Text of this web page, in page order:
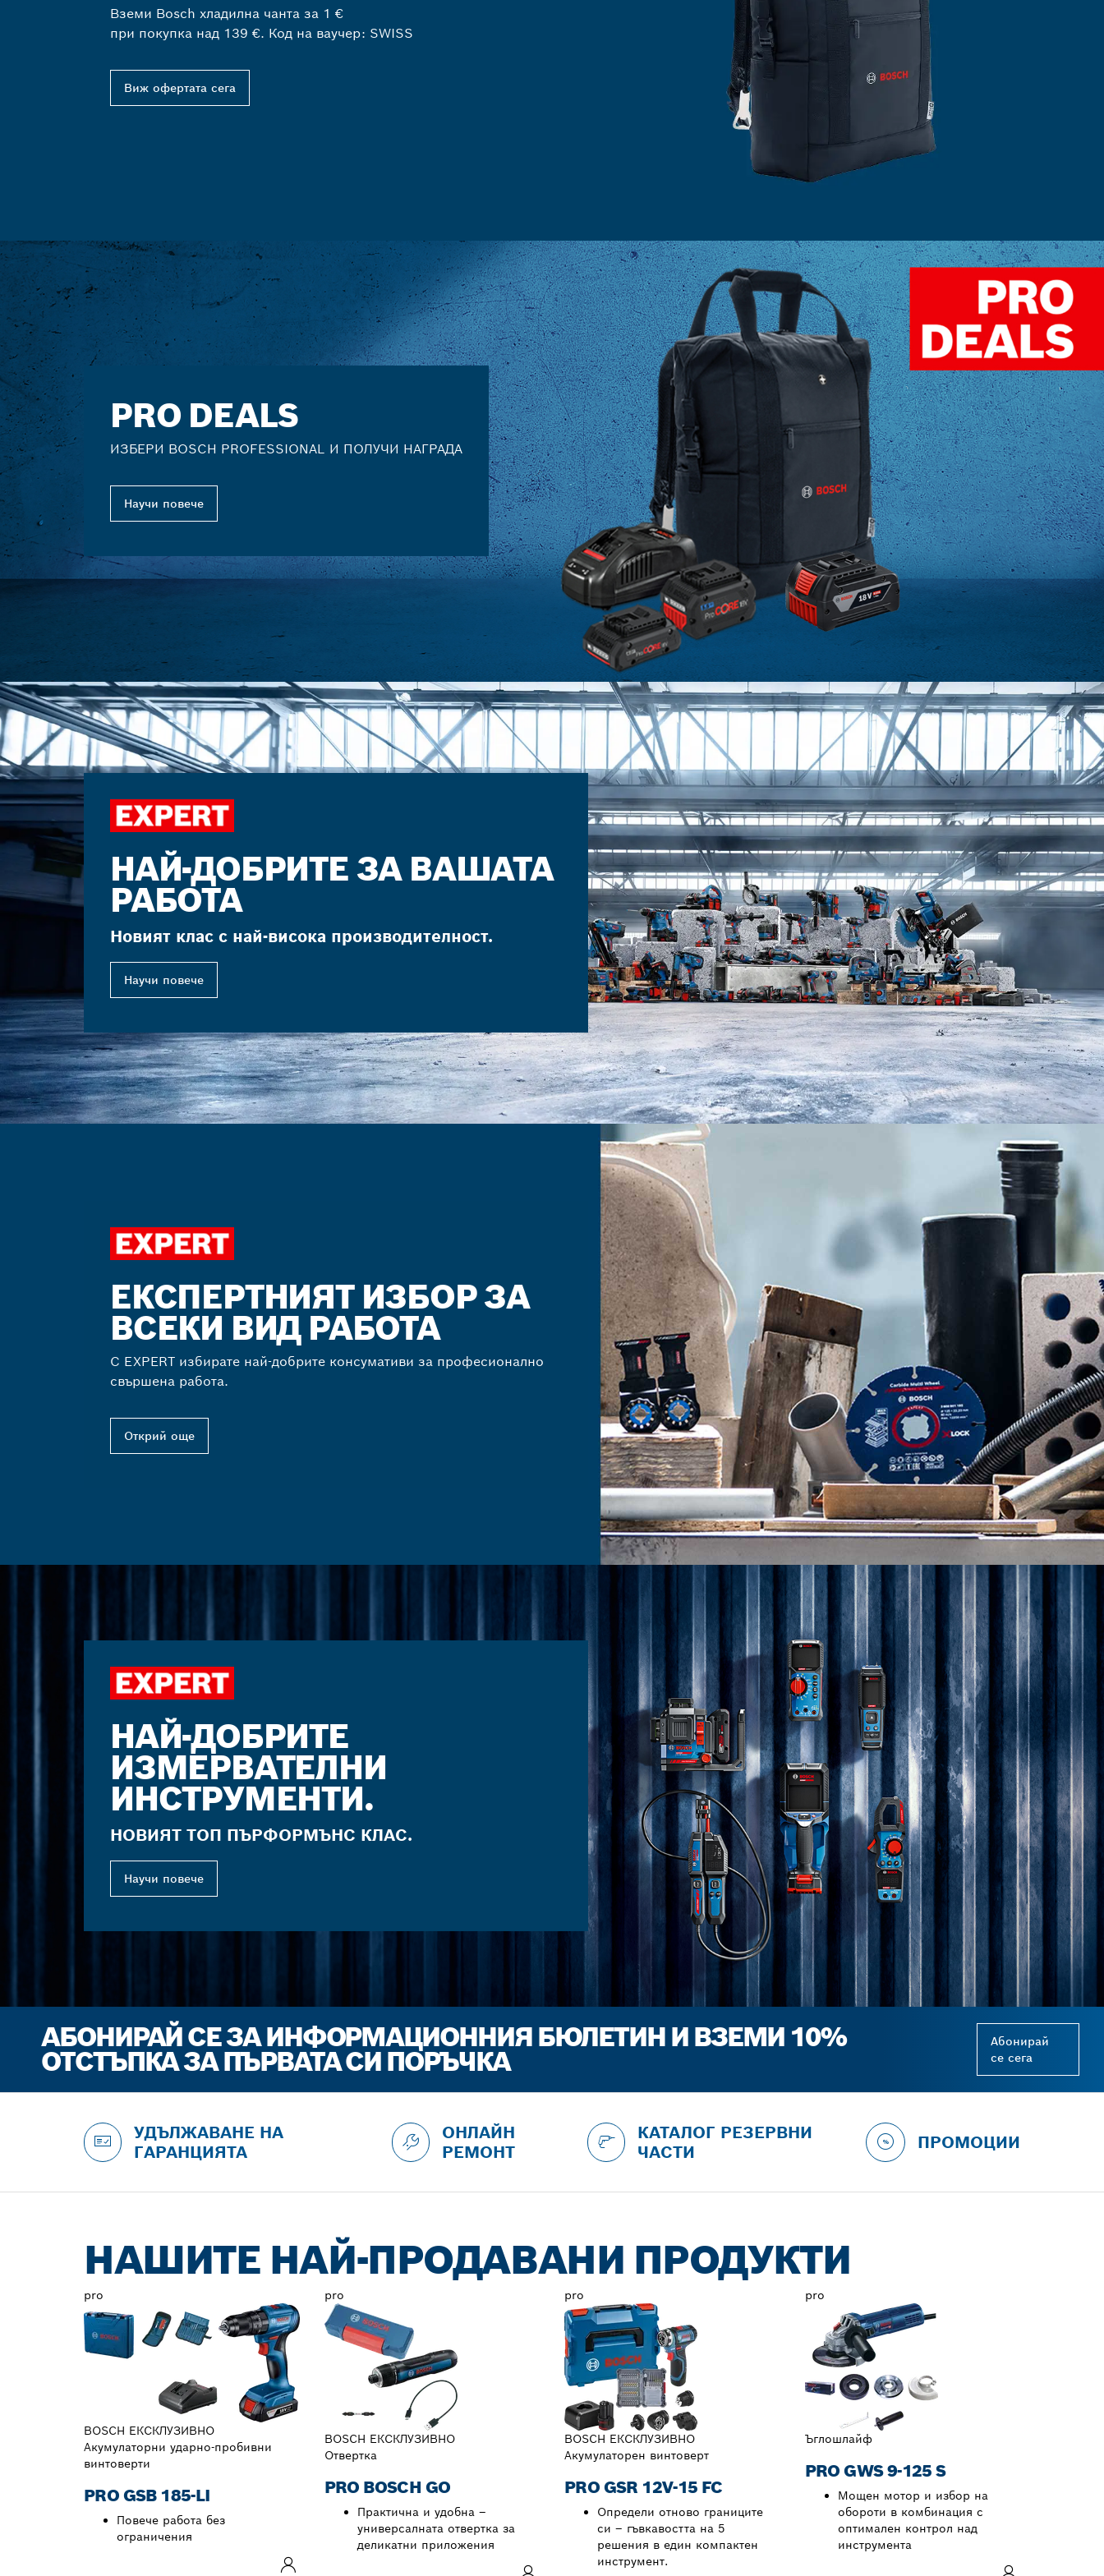
Вземи Bosch хладилна чанта за 1 €
при покупка над 139 €. Код на ваучер: SWISS
Виж офертата сега
PRO DEALS
ИЗБЕРИ BOSCH PROFESSIONAL И ПОЛУЧИ НАГРАДА
Научи повече
НАЙ-ДОБРИТЕ ЗА ВАШАТА
РАБОТА
Новият клас с най-висока производителност.
Научи повече
ЕКСПЕРТНИЯТ ИЗБОР ЗА
ВСЕКИ ВИД РАБОТА
С EXPERT избирате най-добрите консумативи за професионално
свършена работа.
Открий още
НАЙ-ДОБРИТЕ
ИЗМЕРВАТЕЛНИ
ИНСТРУМЕНТИ.
НОВИЯТ ТОП ПЪРФОРМЪНС КЛАС.
Научи повече
АБОНИРАЙ СЕ ЗА ИНФОРМАЦИОННИЯ БЮЛЕТИН И ВЗЕМИ 10%
ОТСТЪПКА ЗА ПЪРВАТА СИ ПОРЪЧКА
Абонирай
се сега
УДЪЛЖАВАНЕ НА
ГАРАНЦИЯТА
ОНЛАЙН
РЕМОНТ
КАТАЛОГ РЕЗЕРВНИ
ЧАСТИ
ПРОМОЦИИ
НАШИТЕ НАЙ-ПРОДАВАНИ ПРОДУКТИ
pro
BOSCH ЕКСКЛУЗИВНО
Акумулаторни ударно-пробивни
винтоверти
PRO GSB 185-LI
Повече работа без
ограничения
pro
BOSCH ЕКСКЛУЗИВНО
Отвертка
PRO BOSCH GO
Практична и удобна –
универсалната отвертка за
деликатни приложения
pro
BOSCH ЕКСКЛУЗИВНО
Акумулаторен винтоверт
PRO GSR 12V-15 FC
Определи отново границите
си – гъвкавостта на 5
решения в един компактен
инструмент.
pro
Ъглошлайф
PRO GWS 9-125 S
Мощен мотор и избор на
обороти в комбинация с
оптимален контрол над
инструмента